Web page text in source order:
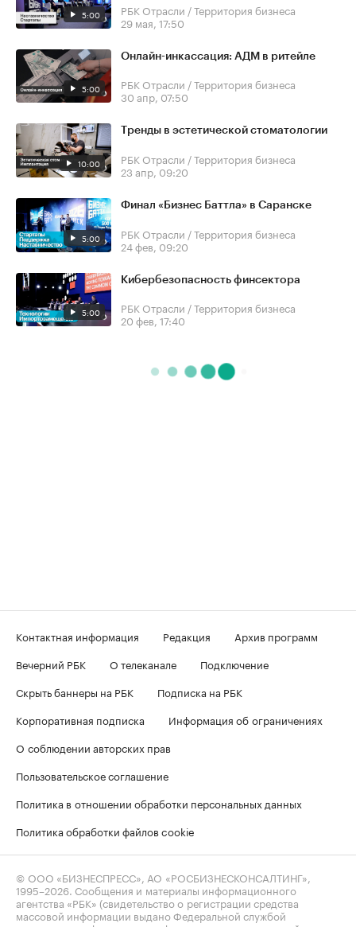
5:00
РБК Отрасли / Территория бизнеса
29 мая, 17:50
5:00
Онлайн-инкассация: АДМ в ритейле
РБК Отрасли / Территория бизнеса
30 апр, 07:50
10:00
Тренды в эстетической стоматологии
РБК Отрасли / Территория бизнеса
23 апр, 09:20
5:00
Финал «Бизнес Баттла» в Саранске
РБК Отрасли / Территория бизнеса
24 фев, 09:20
5:00
Кибербезопасность финсектора
РБК Отрасли / Территория бизнеса
20 фев, 17:40
Контактная информация Редакция
Архив программ
Вечерний РБК
О телеканале
Подключение
Скрыть баннеры на РБК
Подписка на РБК
Корпоративная подписка
Информация об ограничениях
О соблюдении авторских прав
Пользовательское соглашение
Политика в отношении обработки персональных данных
Политика обработки файлов cookie
© ООО «БИЗНЕСПРЕСС», АО «РОСБИЗНЕСКОНСАЛТИНГ»,
1995–2026. Сообщения и материалы информационного
агентства «РБК» (свидетельство о регистрации средства
массовой информации выдано Федеральной службой